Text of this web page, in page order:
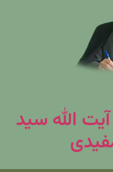
الله سید